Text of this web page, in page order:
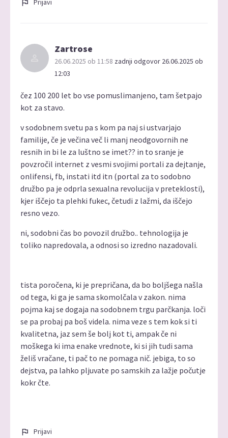
Prijavi
Zartrose
26.06.2025 ob 11:58 zadnji odgovor 26.06.2025 ob
12:03
čez 100 200 let bo vse pomuslimanjeno, tam šetpajo
kot za stavo.
v sodobnem svetu pa s kom pa naj si ustvarjajo
familije, če je večina več li manj neodgovornih ne
resnih in bi le za luštno se imet?? in to sranje je
povzročil internet z vesmi svojimi portali za dejtanje,
onlifensi, fb, instati itd itn (portal za to sodobno
družbo pa je odprla sexualna revolucija v preteklosti),
kjer iščejo ta plehki fukec, četudi z lažmi, da iščejo
resno vezo.
ni, sodobni čas bo povozil družbo.. tehnologija je
toliko napredovala, a odnosi so izredno nazadovali.
tista poročena, ki je prepričana, da bo boljšega našla
od tega, ki ga je sama skomolčala v zakon. nima
pojma kaj se dogaja na sodobnem trgu parčkanja. loči
se pa probaj pa boš videla. nima veze s tem kok si ti
kvalitetna, jaz sem še bolj kot ti, ampak če ni
moškega ki ima enake vrednote, ki si jih tudi sama
želiš vračane, ti pač to ne pomaga nič. jebiga, to so
dejstva, pa lahko pljuvate po samskih za lažje počutje
kokr čte.
Prijavi